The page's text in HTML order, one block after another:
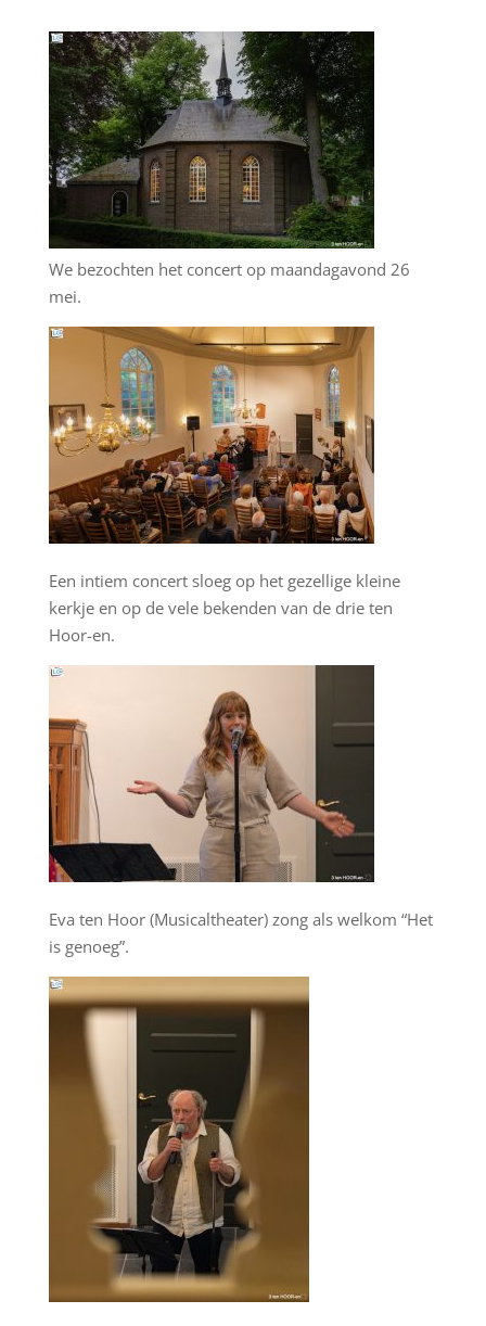
We bezochten het concert op maandagavond 26
mei.
Een intiem concert sloeg op het gezellige kleine
kerkje en op de vele bekenden van de drie ten
Hoor-en.
Eva ten Hoor (Musicaltheater) zong als welkom “Het
is genoeg”.